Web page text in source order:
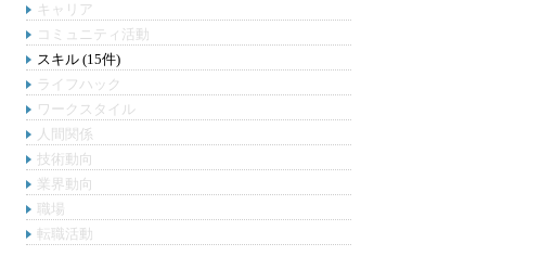
キャリア
コミュニティ活動
スキル (15件)
ライフハック
ワークスタイル
人間関係
技術動向
業界動向
職場
転職活動